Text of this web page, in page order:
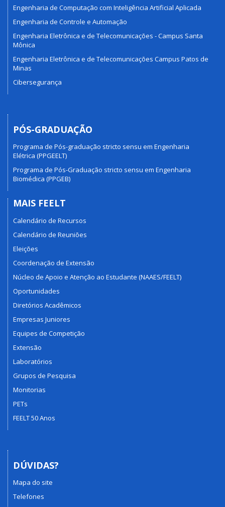
Engenharia de Computação com Inteligência Artificial Aplicada
Engenharia de Controle e Automação
Engenharia Eletrônica e de Telecomunicações - Campus Santa
Mônica
Engenharia Eletrônica e de Telecomunicações Campus Patos de
Minas
Cibersegurança
PÓS-GRADUAÇÃO
Programa de Pós-graduação stricto sensu em Engenharia
Elétrica (PPGEELT)
Programa de Pós-Graduação stricto sensu em Engenharia
Biomédica (PPGEB)
MAIS FEELT
Calendário de Recursos
Calendário de Reuniões
Eleições
Coordenação de Extensão
Núcleo de Apoio e Atenção ao Estudante (NAAES/FEELT)
Oportunidades
Diretórios Acadêmicos
Empresas Juniores
Equipes de Competição
Extensão
Laboratórios
Grupos de Pesquisa
Monitorias
PETs
FEELT 50 Anos
DÚVIDAS?
Mapa do site
Telefones